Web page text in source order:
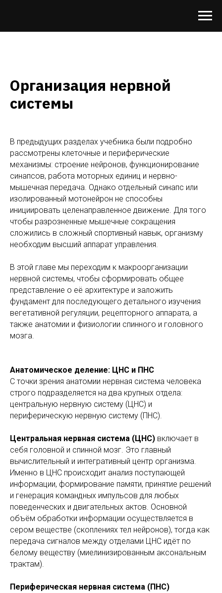
Организация нервной
системы
В предыдущих разделах учебника были подробно
рассмотрены клеточные и периферические
механизмы: строение нейронов, функционирование
синапсов, работа моторных единиц и нервно-
мышечная передача. Однако отдельный синапс или
изолированный мотонейрон не способны
инициировать целенаправленное движение. Для того
чтобы разрозненные мышечные сокращения
сложились в сложный спортивный навык, организму
необходим высший аппарат управления.
В этой главе мы переходим к макроорганизации
нервной системы, чтобы сформировать общее
представление о её архитектуре и заложить
фундамент для последующего детального изучения
вегетативной регуляции, рецепторного аппарата, а
также анатомии и физиологии спинного и головного
мозга.
Анатомическое деление: ЦНС и ПНС
С точки зрения анатомии нервная система человека
строго подразделяется на два крупных отдела:
центральную нервную систему (ЦНС) и
периферическую нервную систему (ПНС).
Центральная нервная система (ЦНС) включает в
себя головной и спинной мозг. Это главный
вычислительный и интегративный центр организма.
Именно в ЦНС происходит анализ поступающей
информации, формирование памяти, принятие решений
и генерация командных импульсов для любых
поведенческих и двигательных актов. Основной
объём обработки информации осуществляется в
сером веществе (скоплениях тел нейронов), тогда как
передача сигналов между отделами ЦНС идёт по
белому веществу (миелинизированным аксональным
трактам).
Периферическая нервная система (ПНС)